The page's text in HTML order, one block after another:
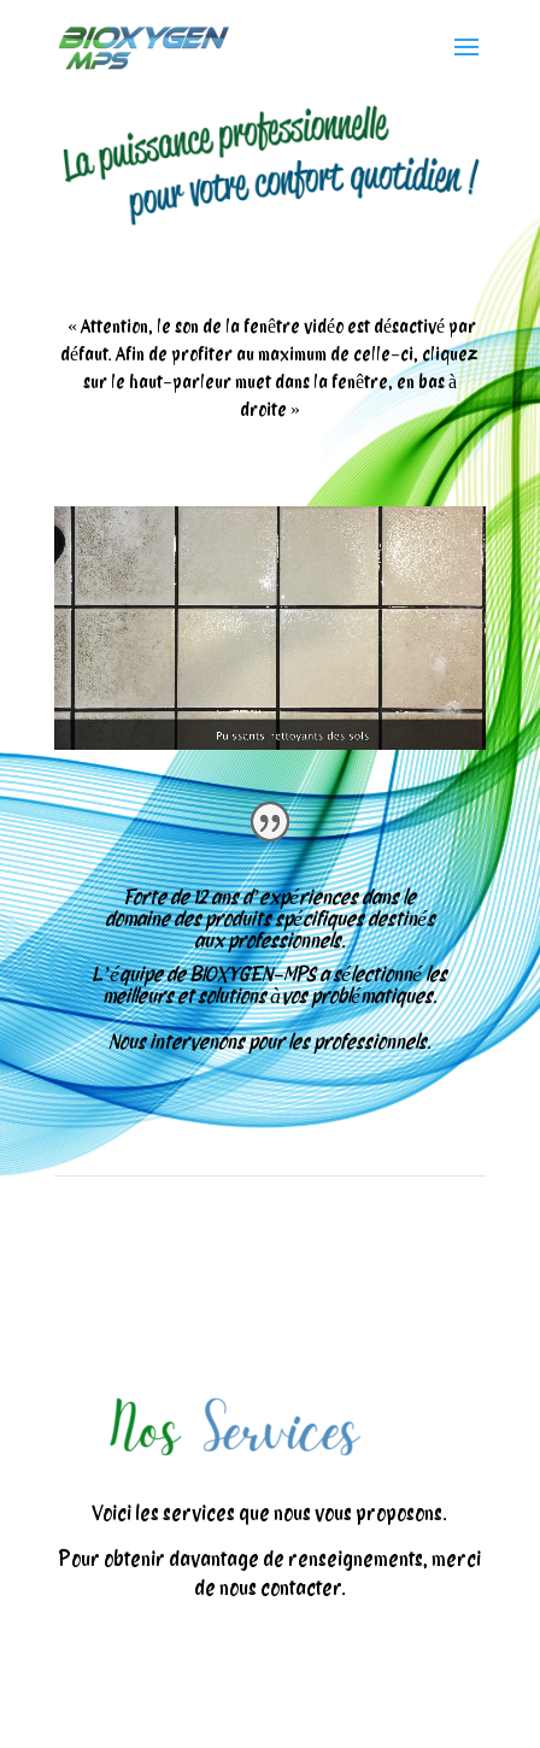
« Attention, le son de la fenêtre vidéo est désactivé par
défaut. Afin de profiter au maximum de celle-ci, cliquez
sur le haut-parleur muet dans la fenêtre, en bas à
droite »
Forte de 12 ans d’expériences dans le
domaine des produits spécifiques destinés
aux professionnels.
L’équipe deBIOXYGEN-MPS a sélectionné les
meilleurs et solutions àvos problématiques.
Nous intervenons pour les professionnels.
Voici les services que nous vous proposons.
Pour obtenir davantage de renseignements, merci
de nous contacter.